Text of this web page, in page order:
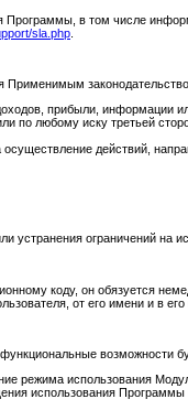
в том числе
sla.php
Применимым
прибыли,
по любому иску третьей
действий,
устранения ограничений на
коду, он обязуется
от его имени и в его
возможности
режима использования
использования Программы